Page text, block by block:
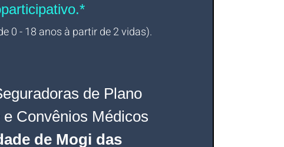
0 - 18 anos à partir de 2 vidas).
de Plano
Convênios Médicos
de Mogi das